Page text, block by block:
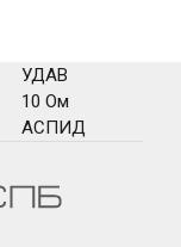
УДАВ
10 Ом
АСПИД